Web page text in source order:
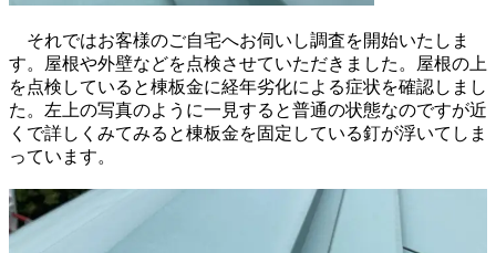
それではお客様のご自宅へお伺いし調査を開始いたしま
す。屋根や外壁などを点検させていただきました。屋根の上
を点検していると棟板金に経年劣化による症状を確認しまし
た。左上の写真のように一見すると普通の状態なのですが近
くで詳しくみてみると棟板金を固定している釘が浮いてしま
っています。